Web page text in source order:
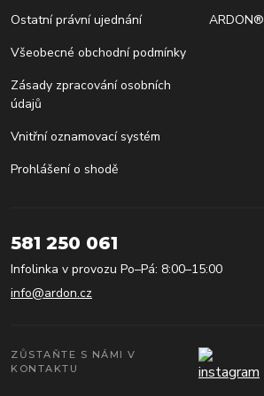
Ostatní právní ujednání
Všeobecné obchodní podmínky
Zásady zpracování osobních
údajů
Vnitřní oznamovací systém
Prohlášení o shodě
581 250 061
Infolinka v provozu Po–Pá: 8:00–15:00
info@ardon.cz
ZŮSTAŇTE S NÁMI V
KONTAKTU